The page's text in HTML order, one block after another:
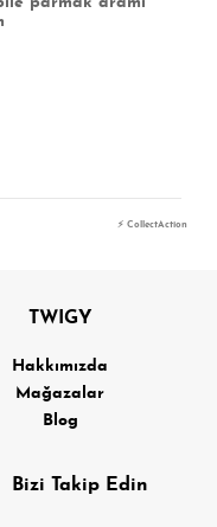
⚡ CollectAction
TWIGY
Hakkımızda
Mağazalar
Blog
Bizi Takip Edin